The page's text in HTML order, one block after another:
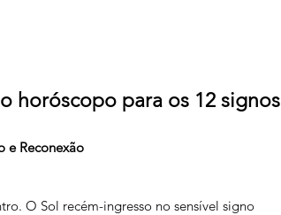
horóscopo para os 12 signos
e Reconexão
O Sol recém-ingresso no sensível signo